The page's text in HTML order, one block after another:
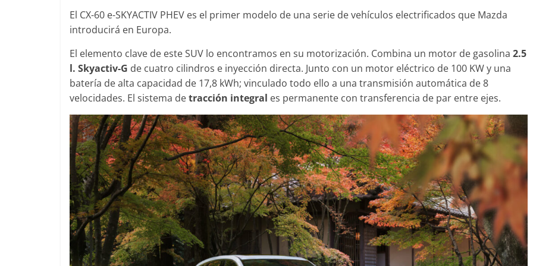
El CX-60 e-SKYACTIV PHEV es el primer modelo de una serie de vehículos electrificados que Mazda
introducirá en Europa.
El elemento clave de este SUV lo encontramos en su motorización. Combina un motor de gasolina 2.5
l. Skyactiv-G de cuatro cilindros e inyección directa. Junto con un motor eléctrico de 100 KW y una
batería de alta capacidad de 17,8 kWh; vinculado todo ello a una transmisión automática de 8
velocidades. El sistema detracción integral es permanente con transferencia de par entre ejes.
Audi RS6: 20 años de
deportividad
25 de julio de 2022 mospotter84 0
Clásicos
BMW Serie 7: lujo desde
1977
28 de junio de 2022 mospotter84 0
Clásicos
20 años del Porsche
Cayenne
10 de junio de 2022 mospotter84
50 años del Mercedes-Benz
ESF 13: un experimento de
Seguridad Vídeo
El Mazda CX-5 2022 logra la
máxima nota en las pruebas
de seguridad del IIHS
11 de noviembre de 2021
mospotter84